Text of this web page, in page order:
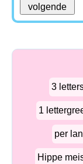
3
1
per
Hippe